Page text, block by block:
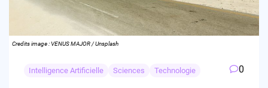
Credits image : VENUS MAJOR / Unsplash
Intelligence Artificielle Sciences Technologie 0